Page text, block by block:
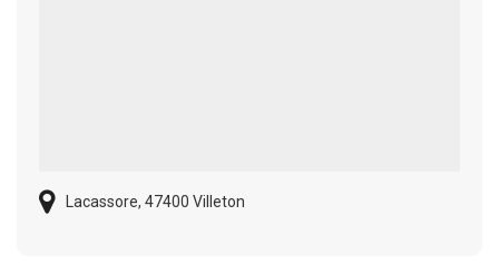
Lacassore, 47400 Villeton